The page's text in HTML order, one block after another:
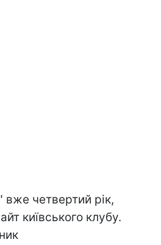
четвертий рік,
київського клубу.